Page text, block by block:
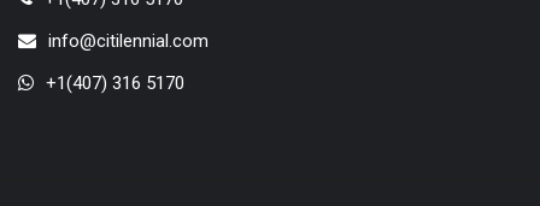
info@citilennial.com
+1(407) 316 5170